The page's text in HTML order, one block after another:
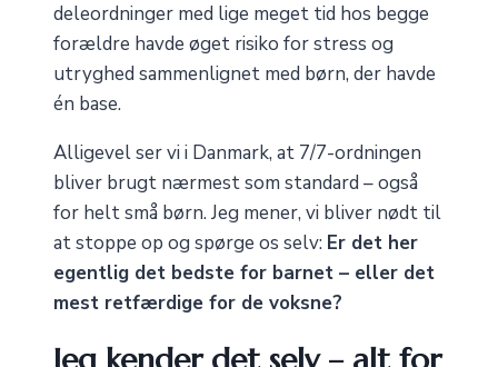
deleordninger med lige meget tid hos begge
forældre havde øget risiko for stress og
utryghed sammenlignet med børn, der havde
én base.
Alligevel ser vi i Danmark, at 7/7-ordningen
bliver brugt nærmest som standard – også
for helt små børn. Jeg mener, vi bliver nødt til
at stoppe op og spørge os selv: Er det her
egentlig det bedste for barnet – eller det
mest retfærdige for de voksne?